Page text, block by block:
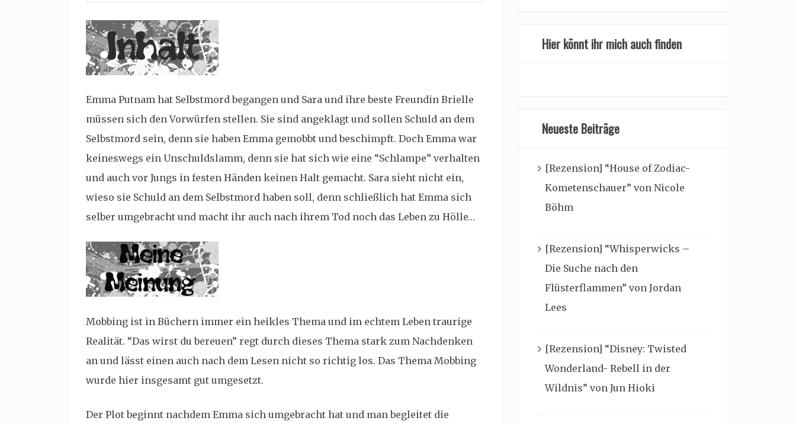
Emma Putnam hat Selbstmord begangen und Sara und ihre beste Freundin Brielle
müssen sich den Vorwürfen stellen. Sie sind angeklagt und sollen Schuld an dem
Selbstmord sein, denn sie haben Emma gemobbt und beschimpft. Doch Emma war
keineswegs ein Unschuldslamm, denn sie hat sich wie eine “Schlampe” verhalten
und auch vor Jungs in festen Händen keinen Halt gemacht. Sara sieht nicht ein,
wieso sie Schuld an dem Selbstmord haben soll, denn schließlich hat Emma sich
selber umgebracht und macht ihr auch nach ihrem Tod noch das Leben zu Hölle…
Mobbing ist in Büchern immer ein heikles Thema und im echtem Leben traurige
Realität. “Das wirst du bereuen” regt durch dieses Thema stark zum Nachdenken
an und lässt einen auch nach dem Lesen nicht so richtig los. Das Thema Mobbing
wurde hier insgesamt gut umgesetzt.
Der Plot beginnt nachdem Emma sich umgebracht hat und man begleitet die
Hier könnt ihr mich auch finden
Neueste Beiträge
[Rezension] “House of Zodiac-
Kometenschauer” von Nicole
Böhm
[Rezension] “Whisperwicks –
Die Suche nach den
Flüsterflammen” von Jordan
Lees
[Rezension] “Disney: Twisted
Wonderland- Rebell in der
Wildnis” von Jun Hioki